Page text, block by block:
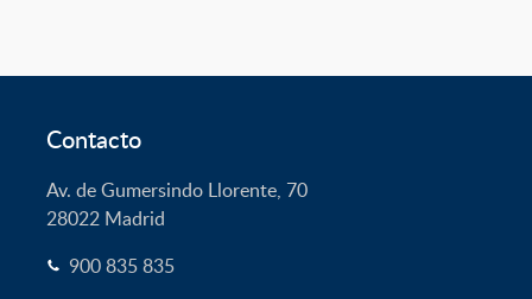
Contacto
Av. de Gumersindo Llorente, 70
28022 Madrid
900 835 835